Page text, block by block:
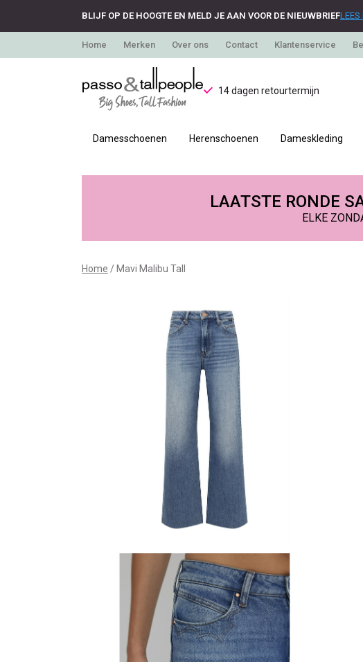
BLIJF OP DE HOOGTE EN MELD JE AAN VOOR DE NIEUWBRIEFLEES
Home Merken Over ons Contact Klantenservice
14 dagen retourtermijn
Damesschoenen Herenschoenen Dameskleding
LAATSTE RONDE
ELKE
Home Mavi Malibu Tall